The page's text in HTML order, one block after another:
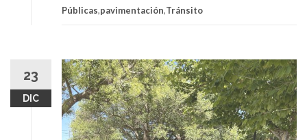
Públicas,pavimentación,Tránsito
23
DIC